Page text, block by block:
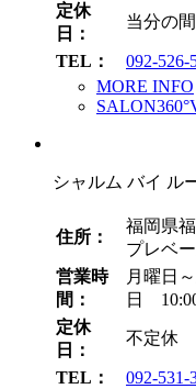
定休
日：
当分の
TEL：
092-526-
MORE INFO
シャルム バイ ル
住所：
福岡県
プレベ
営業時
間：
月曜日
日
定休
日：
不定休
TEL：
092-531-